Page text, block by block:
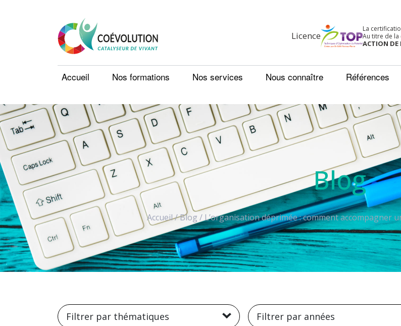
Licence
La
Au titre de la
ACTION DE
Accueil Nos formations Nos services Nous connaître Références
Blog
Accueil/Blog / L’organisation déprimée : comment accompagner
Filtrer par thématiques Filtrer par années